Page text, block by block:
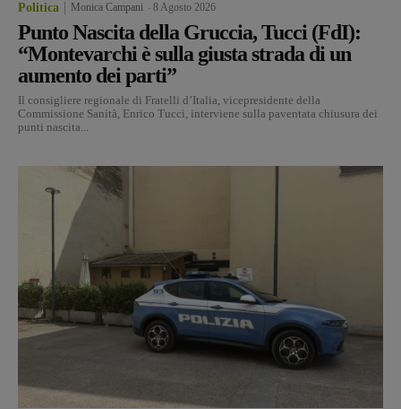
Politica Monica Campani 8 Agosto 2026
Punto Nascita della Gruccia, Tucci (FdI):
“Montevarchi è sulla giusta strada di un
aumento dei parti”
Il consigliere regionale di Fratelli d’Italia, vicepresidente della
Commissione Sanità, Enrico Tucci, interviene sulla paventata chiusura dei
punti nascita...